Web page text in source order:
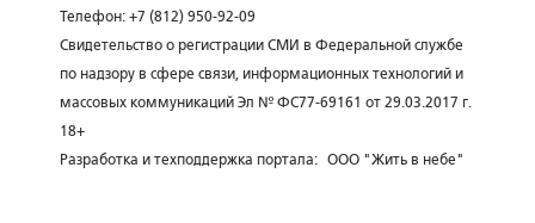
Телефон: +7 (812) 950-92-09
Свидетельство о регистрации СМИ в Федеральной службе
по надзору в сфере связи, информационных технологий и
массовых коммуникаций Эл № ФС77-69161 от 29.03.2017 г.
18+
Разработка и техподдержка портала: ООО "Жить в небе"